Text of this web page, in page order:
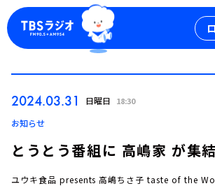
2024.03.31 日曜日 18:30
お知らせ
とうとう番組に 高嶋家 が集
ユウキ食品 presents 高嶋ちさ子 taste of the